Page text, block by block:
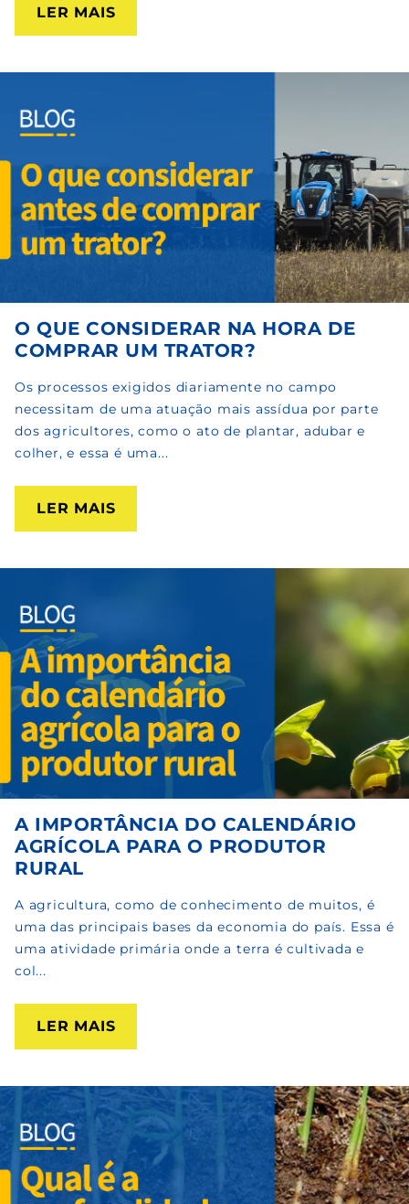
LER MAIS
O QUE CONSIDERAR NA HORA DE
COMPRAR UM TRATOR?
Os processos exigidos diariamente no campo
necessitam de uma atuação mais assídua por parte
dos agricultores, como o ato de plantar, adubar e
colher, e essa é uma...
LER MAIS
A IMPORTÂNCIA DO CALENDÁRIO
AGRÍCOLA PARA O PRODUTOR
RURAL
A agricultura, como de conhecimento de muitos, é
uma das principais bases da economia do país. Essa é
uma atividade primária onde a terra é cultivada e
col...
LER MAIS